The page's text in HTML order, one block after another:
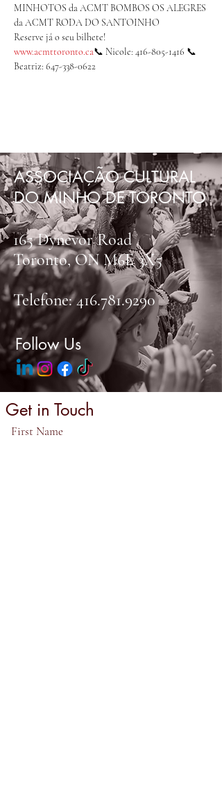
MINHOTOS da ACMT BOMBOS OS ALEGRES
da ACMT RODA DO SANTOINHO
www.acmttoronto.ca📞 Nicole: 416-805-1416 📞
Beatriz: 647-338-0622
ASSOCIAÇÃO CULTURAL
DO MINHO DE TORONTO
165 Dynevor Road
Toronto, ON M6E 3X5
Telefone:416.781.9290
Follow Us
Get in Touch
First Name